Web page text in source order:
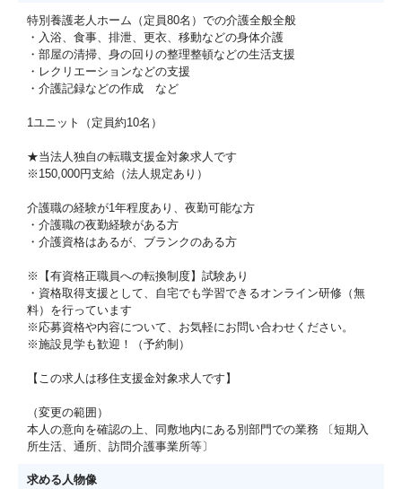
特別養護老人ホーム（定員80名）での介護全般全般
・入浴、食事、排泄、更衣、移動などの身体介護
・部屋の清掃、身の回りの整理整頓などの生活支援
・レクリエーションなどの支援
・介護記録などの作成 など
1ユニット（定員約10名）
★当法人独自の転職支援金対象求人です
※150,000円支給（法人規定あり）
介護職の経験が1年程度あり、夜勤可能な方
・介護職の夜勤経験がある方
・介護資格はあるが、ブランクのある方
※【有資格正職員への転換制度】試験あり
・資格取得支援として、自宅でも学習できるオンライン研修（無
料）を行っています
※応募資格や内容について、お気軽にお問い合わせください。
※施設見学も歓迎！（予約制）
【この求人は移住支援金対象求人です】
（変更の範囲）
本人の意向を確認の上、同敷地内にある別部門での業務 〔短期入
所生活、通所、訪問介護事業所等〕
求める人物像